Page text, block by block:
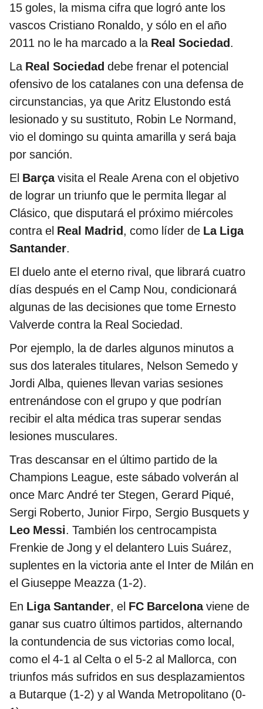
15 goles, la misma cifra que logró ante los
vascos Cristiano Ronaldo, y sólo en el año
2011 no le ha marcado a la Real Sociedad.
La Real Sociedad debe frenar el potencial
ofensivo de los catalanes con una defensa de
circunstancias, ya que Aritz Elustondo está
lesionado y su sustituto, Robin Le Normand,
vio el domingo su quinta amarilla y será baja
por sanción.
El Barçavisita el Reale Arena con el objetivo
de lograr un triunfo que le permita llegar al
Clásico, que disputará el próximo miércoles
contra el Real Madrid, como líder de La Liga
Santander.
El duelo ante el eterno rival, que librará cuatro
días después en el Camp Nou, condicionará
algunas de las decisiones que tome Ernesto
Valverde contra la Real Sociedad.
Por ejemplo, la de darles algunos minutos a
sus dos laterales titulares, Nelson Semedo y
Jordi Alba, quienes llevan varias sesiones
entrenándose con el grupo y que podrían
recibir el alta médica tras superar sendas
lesiones musculares.
Tras descansar en el último partido de la
Champions League, este sábado volverán al
once Marc André ter Stegen, Gerard Piqué,
Sergi Roberto, Junior Firpo, Sergio Busquets y
Leo Messi. También los centrocampista
Frenkie de Jong y el delantero Luis Suárez,
suplentes en la victoria ante el Inter de Milán en
el Giuseppe Meazza (1-2).
En Liga Santander, el FC Barcelonaviene de
ganar sus cuatro últimos partidos, alternando
la contundencia de sus victorias como local,
como el 4-1 al Celta o el 5-2 al Mallorca, con
triunfos más sufridos en sus desplazamientos
a Butarque (1-2) y al Wanda Metropolitano (0-